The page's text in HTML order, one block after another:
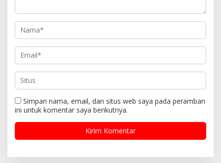
Simpan nama, email, dan situs web saya pada peramban
ini untuk komentar saya berikutnya.